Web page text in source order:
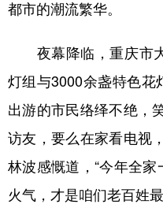
都市的潮流繁华。
夜幕降临，重庆市大
灯组与3000余盏特色花
出游的市民络绎不绝，
访友，要么在家看电视
林波感慨道，“今年全
火气，才是咱们老百姓